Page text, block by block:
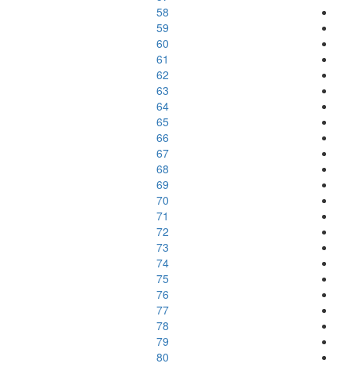
58
59
60
61
62
63
64
65
66
67
68
69
70
71
72
73
74
75
76
77
78
79
80